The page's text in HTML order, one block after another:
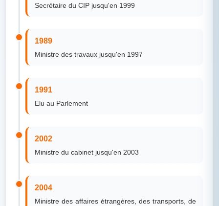
Secrétaire du CIP jusqu'en 1999
1989
Ministre des travaux jusqu'en 1997
1991
Elu au Parlement
2002
Ministre du cabinet jusqu'en 2003
2004
Ministre des affaires étrangères, des transports, de